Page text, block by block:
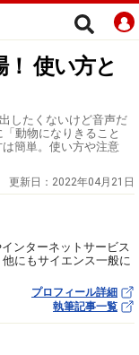
使い方と
したくないけど音声だ
動物になりきること
簡単。使い方や注意
更新日： 2022年04月21日
ンターネットサービス
にもサイエンス一般に
プロフィール詳細
執筆記事一覧